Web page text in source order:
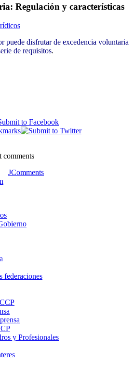
Regulación y características
puede disfrutar de excedencia voluntaria
de requisitos.
comments
JComments
federaciones
y Profesionales